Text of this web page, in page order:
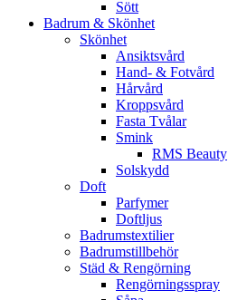
Sött
Badrum & Skönhet
Skönhet
Ansiktsvård
Hand- & Fotvård
Hårvård
Kroppsvård
Fasta Tvålar
Smink
RMS Beauty
Solskydd
Doft
Parfymer
Doftljus
Badrumstextilier
Badrumstillbehör
Städ & Rengörning
Rengörningsspray